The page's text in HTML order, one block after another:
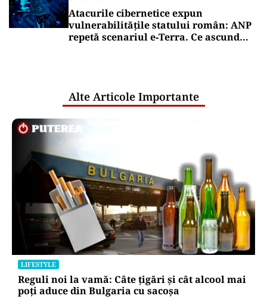
Atacurile cibernetice expun
vulnerabilitățile statului român: ANP
repetă scenariul e‑Terra. Ce ascund
Alte Articole Importante
LIFESTYLE
Reguli noi la vamă: Câte țigări și cât alcool mai
poți aduce din Bulgaria cu sacoșa